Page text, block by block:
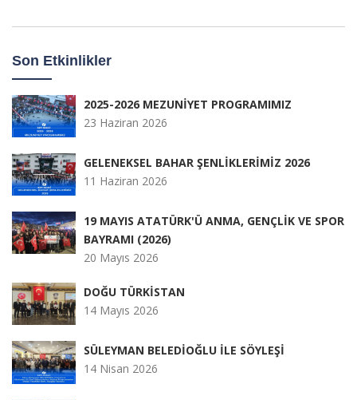
Son Etkinlikler
2025-2026 MEZUNİYET PROGRAMIMIZ
23 Haziran 2026
GELENEKSEL BAHAR ŞENLİKLERİMİZ 2026
11 Haziran 2026
19 MAYIS ATATÜRK'Ü ANMA, GENÇLİK VE SPOR
BAYRAMI (2026)
20 Mayıs 2026
DOĞU TÜRKİSTAN
14 Mayıs 2026
SÜLEYMAN BELEDİOĞLU İLE SÖYLEŞİ
14 Nisan 2026